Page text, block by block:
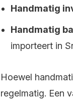
Handmatig
Handmatig
importeert in
Hoewel
regelmatig. Een